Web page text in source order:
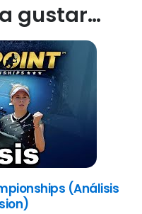
gustar…
(Análisis